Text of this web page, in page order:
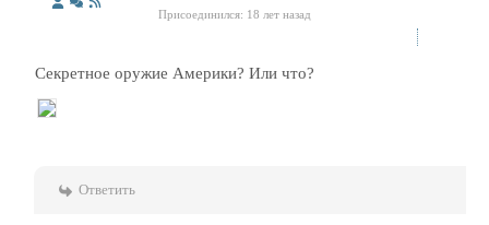
Присоединился: 18 лет назад
Секретное оружие Америки? Или что?
Ответить